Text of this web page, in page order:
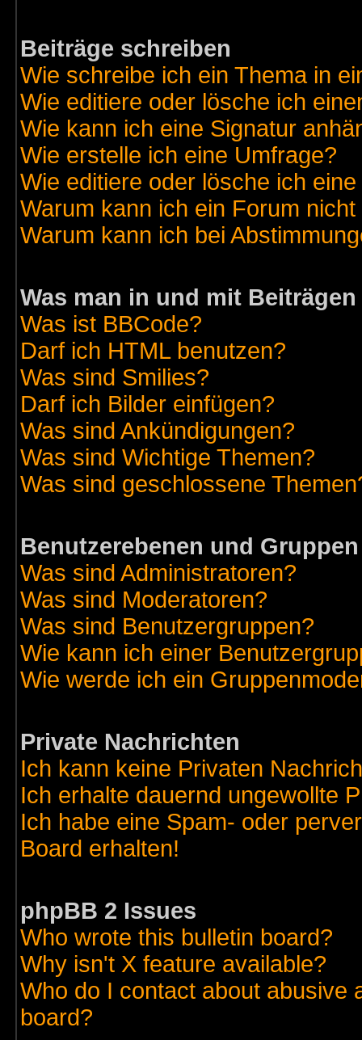
Beiträge schreiben
Wie schreibe ich ein Thema in
Wie editiere oder lösche ich
Wie kann ich eine Signatur
Wie erstelle ich eine Umfrage?
Wie editiere oder lösche ich
Warum kann ich ein Forum
Warum kann ich bei
Was man in und mit
Was ist BBCode?
Darf ich HTML benutzen?
Was sind Smilies?
Darf ich Bilder einfügen?
Was sind Ankündigungen?
Was sind Wichtige Themen?
Was sind geschlossene
Benutzerebenen und Gruppen
Was sind Administratoren?
Was sind Moderatoren?
Was sind Benutzergruppen?
Wie kann ich einer
Wie werde ich ein
Private Nachrichten
Ich kann keine Privaten
Ich erhalte dauernd ungewollte
Ich habe eine Spam- oder
Board erhalten!
phpBB 2 Issues
Who wrote this bulletin board?
Why isn't X feature available?
Who do I contact about abusive
board?